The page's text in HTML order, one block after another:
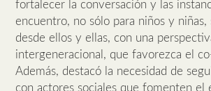
fortalecer la conversación y las
encuentro, no sólo para niños y
desde ellos y ellas, con una
intergeneracional, que favorezca el
Además, destacó la necesidad de
con actores sociales que fomenten el